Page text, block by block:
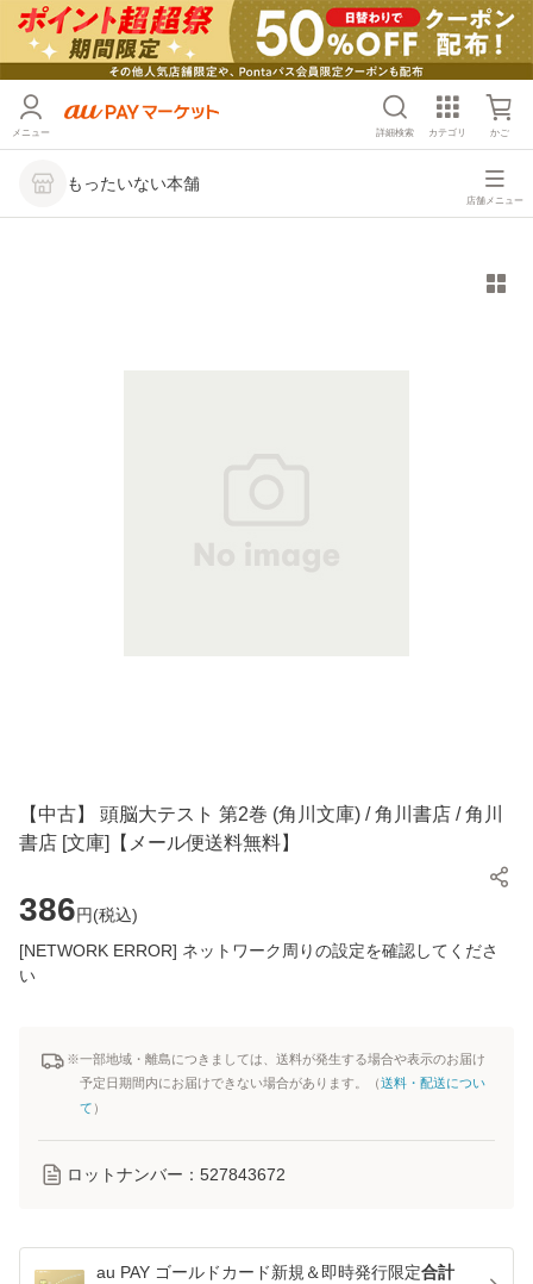
メニュー 詳細検索 カテゴリ かご
もったいない本舗
店舗メニュー
【中古】 頭脳大テスト 第2巻 (角川文庫) / 角川書店 / 角川
書店 [文庫]【メール便送料無料】
386円(税込)
[NETWORK ERROR] ネットワーク周りの設定を確認してくださ
い
※一部地域・離島につきましては、送料が発生する場合や表示のお届け
予定日期間内にお届けできない場合があります。（送料・配送につい
て ）
ロットナンバー： 527843672
au PAY ゴールドカード新規＆即時発行限定合計